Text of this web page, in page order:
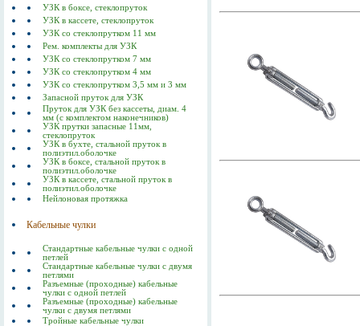
УЗК в боксе, стеклопруток
УЗК в кассете, стеклопруток
УЗК со стеклопрутком 11 мм
Рем. комплекты для УЗК
УЗК со стеклопрутком 7 мм
УЗК со стеклопрутком 4 мм
УЗК со стеклопрутком 3,5 мм и 3 мм
Запасной пруток для УЗК
Пруток для УЗК без кассеты, диам. 4
мм (с комплектом наконечников)
УЗК прутки запасные 11мм,
стеклопруток
УЗК в бухте, стальной пруток в
полиэтил.оболочке
УЗК в боксе, стальной пруток в
полиэтил.оболочке
УЗК в кассете, стальной пруток в
полиэтил.оболочке
Нейлоновая протяжка
Кабельные чулки
Стандартные кабельные чулки с одной
петлей
Стандартные кабельные чулки с двумя
петлями
Разъемные (проходные) кабельные
чулки с одной петлей
Разъемные (проходные) кабельные
чулки с двумя петлями
Тройные кабельные чулки